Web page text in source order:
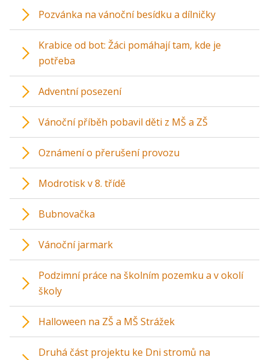
Pozvánka na vánoční besídku a dílničky
Krabice od bot: Žáci pomáhají tam, kde je
potřeba
Adventní posezení
Vánoční příběh pobavil děti z MŠ a ZŠ
Oznámení o přerušení provozu
Modrotisk v 8. třídě
Bubnovačka
Vánoční jarmark
Podzimní práce na školním pozemku a v okolí
školy
Halloween na ZŠ a MŠ Strážek
Druhá část projektu ke Dni stromů na